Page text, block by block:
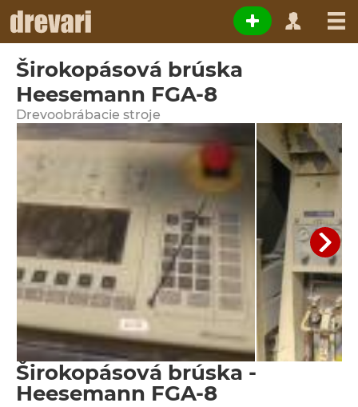
Širokopásová brúska
Heesemann FGA-8
Drevoobrábacie stroje
Širokopásová brúska -
Heesemann FGA-8